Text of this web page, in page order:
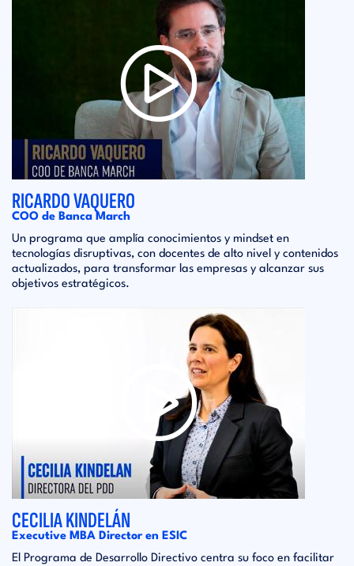
RICARDO VAQUERO
COO de Banca March
Un programa que amplía conocimientos y mindset en
tecnologías disruptivas, con docentes de alto nivel y contenidos
actualizados, para transformar las empresas y alcanzar sus
objetivos estratégicos.
CECILIA KINDELÁN
Executive MBA Director en ESIC
El Programa de Desarrollo Directivo centra su foco en facilitar